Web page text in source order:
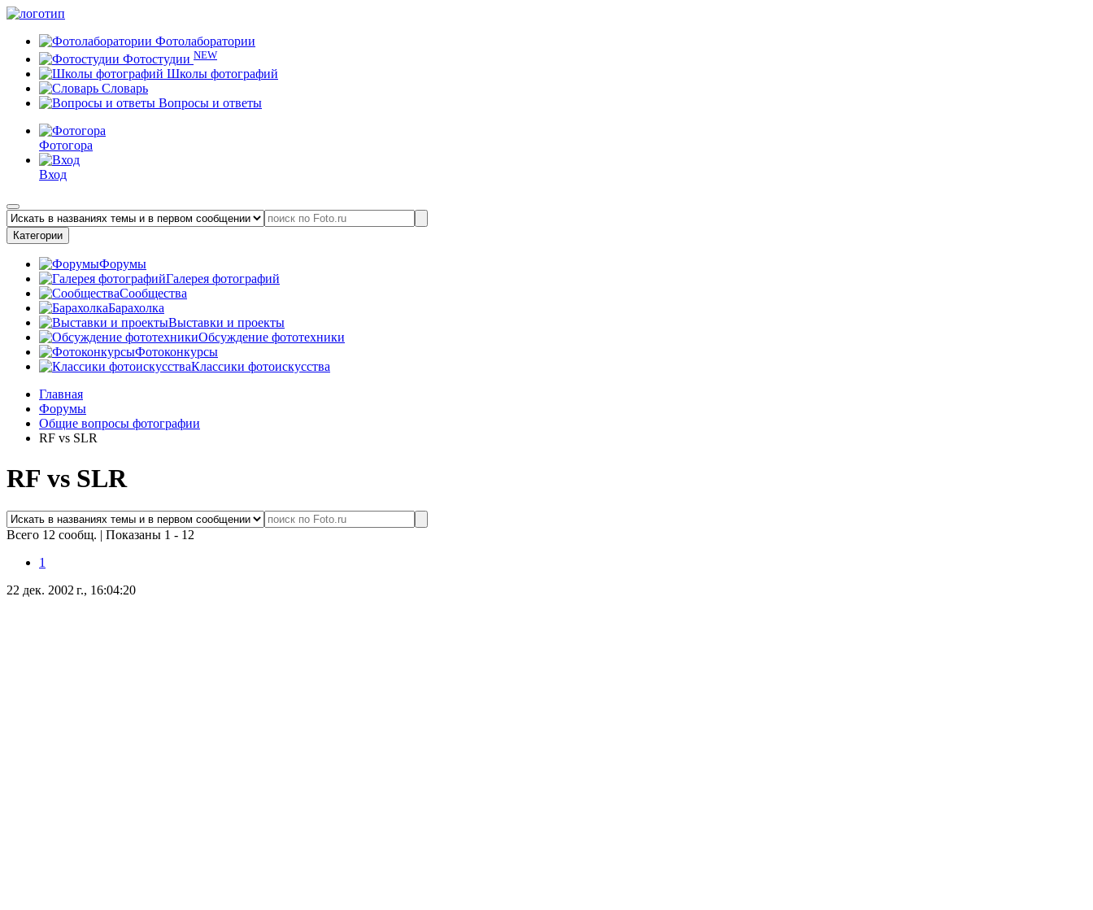
Фотолаборатории
Фотостудии NEW
Школы фотографий
Словарь
Вопросы и ответы
Фотогора
Вход
Категории
Форумы
Галерея фотографий
Сообщества
Барахолка
Выставки и проекты
Обсуждение фототехники
Фотоконкурсы
Классики фотоискусства
Главная
Форумы
Общие вопросы фотографии
RF vs SLR
RF vs SLR
Всего 12 сообщ. | Показаны 1 - 12
1
22 дек. 2002 г., 16:04:20